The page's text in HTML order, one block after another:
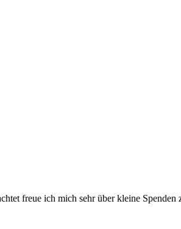
freue ich mich sehr über kleine